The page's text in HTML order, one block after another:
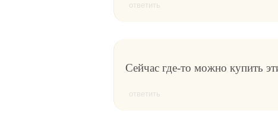
ответить
Сейчас где-то можно купить
ответить